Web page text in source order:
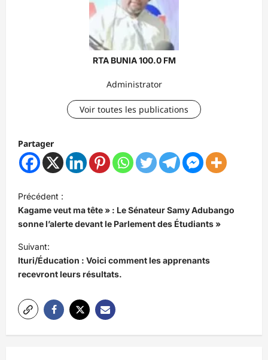
RTA BUNIA 100.0 FM
Administrator
Voir toutes les publications
Partager
N
a
v
i
g
a
t
i
o
Précédent :
Kagame veut ma tête » : Le Sénateur Samy Adubango
sonne l’alerte devant le Parlement des Étudiants »
Suivant:
Ituri/Éducation : Voici comment les apprenants
recevront leurs résultats.